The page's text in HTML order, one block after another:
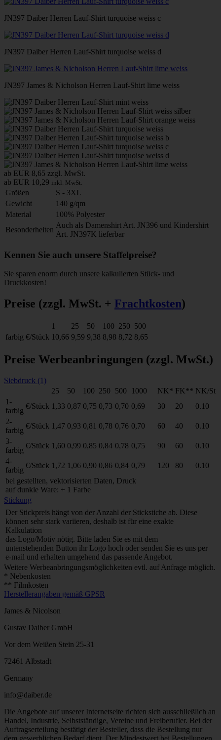
JN397 Daiber Herren Lauf-Shirt turquoise weiss c
JN397 Daiber Herren Lauf-Shirt turquoise weiss d
JN397 James & Nicholson Herren Lauf-Shirt lime weiss
ab EUR 8,65 zzgl. MwSt.
ab EUR 10,29 inkl. MwSt.
Größen
S - 3XL
Gewicht
140 g/qm
Material
100% Polyester
Besonderheiten
Auch als Damenshirt Art. JN396 und Kindershirt
Art. JN397K lieferbar
Kennen Sie auch unsere Staffelpreise?
Sie sparen enorm durch unsere kalkulierten Stück- und
Druckkosten!
Preise (zzgl. MwSt. + Frachtkosten)
1 25 50 100 250 500
farbig €/Stück 10,66 9,59 9,38 8,98 8,72 8,65
Preise Werbeanbringungen (zzgl. MwSt.)
Siebdruck (1)
25
50 100 250 500 1000 NK* FK** NK/St
1-
farbig
€/Stück 1,33 0,87 0,75 0,73 0,70 0,69 30 20
0.10
2-
farbig
€/Stück 1,47 0,93 0,81 0,78 0,76 0,70 60 40
0.10
3-
farbig
€/Stück 1,60 0,99 0,85 0,84 0,78 0,75 90 60
0.10
4-
farbig
€/Stück 1,72 1,06 0,90 0,86 0,84 0,79 120 80
0.10
bei gestellten, vektorisierten Daten, Druck
auf dunkle Ware: + 1 Farbe
Stickung
Der Stickpreis hängt von der Anzahl der Stickstiche ab. Diese
können sehr stark variieren, deshalb ist für eine exakte
Kalkulation
das Logo/Motiv nötig. Bitte laden Sie es mit dem
untenstehenden Button ihr Logo hoch oder senden Sie es uns per
e-mail und erhalten umgehend das passende Angebot.
Weitere Werbeanbringungsmöglichkeiten evtl. auf Anfrage möglich.
* Nebenkosten
** Filmkosten
Herstellerangaben gemäß GPSR
James & Nicolson
Gustav Daiber GmbH
Vor dem Weißen Stein 25-31
72461 Albstadt
Germany
info@daiber.de
Die Angebote auf unserer Internetseite richten sich ausschließlich an
Handel, Industrie, Selbstständige, Vereine und Freiberufler. Bei der
Auftragserteilung bestätigt der Besteller, dass die Bestellung nur
dem gewerblichen Bedarf dient. Der Mindestwert bei Bestellungen